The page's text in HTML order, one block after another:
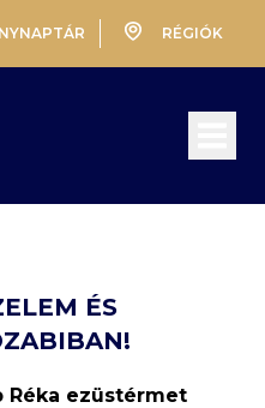
RÉGIÓK
ÉS
Réka ezüstérmet